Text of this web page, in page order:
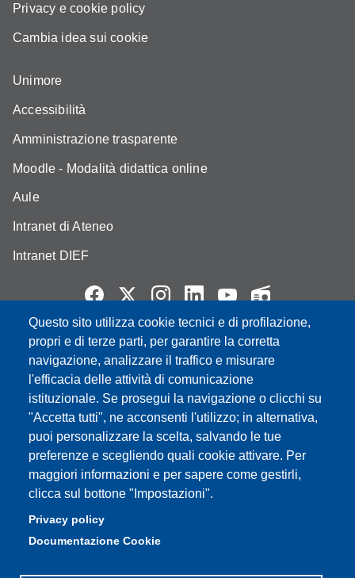
Questo sito utilizza cookie tecnici e di profilazione,
propri e di terze parti, per garantire la corretta
navigazione, analizzare il traffico e misurare
l'efficacia delle attività di comunicazione
istituzionale. Se prosegui la navigazione o clicchi su
"Accetta tutti", ne acconsenti l'utilizzo; in alternativa,
puoi personalizzare la scelta, salvando le tue
preferenze e scegliendo quali cookie attivare. Per
maggiori informazioni e per sapere come gestirli,
clicca sul bottone "Impostazioni".
Privacy policy
Documentazione Cookie
Privacy e cookie policy
Cambia idea sui cookie
Unimore
Accessibilità
Amministrazione trasparente
Moodle - Modalità didattica online
Aule
Intranet di Ateneo
Intranet DIEF
Partita IVA: 00427620364
e-mail: urp@unimore.it
PEC: primo contatto: urp@pec.unimore.it
Indirizzo ReGIndE per notifica Atti Processuali:
direzionelegale@pec.unimore.it
Sede di Modena: Via Università 4, 41121 Modena, Tel. 059
2056511 - Fax 059 245156
Sede di Reggio Emilia : Viale A. Allegri 9, 42121 Reggio
Emilia, Tel. 0522 523041 - Fax 0522 523045